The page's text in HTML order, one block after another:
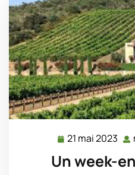
21 mai 2023 21
Un week-